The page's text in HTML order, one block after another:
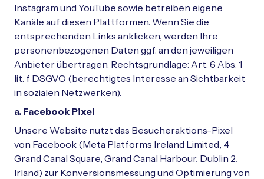
Instagram und YouTube sowie betreiben eigene
Kanäle auf diesen Plattformen. Wenn Sie die
entsprechenden Links anklicken, werden Ihre
personenbezogenen Daten ggf. an den jeweiligen
Anbieter übertragen. Rechtsgrundlage: Art. 6 Abs. 1
lit. f DSGVO (berechtigtes Interesse an Sichtbarkeit
in sozialen Netzwerken).
a. Facebook Pixel
Unsere Website nutzt das Besucheraktions-Pixel
von Facebook (Meta Platforms Ireland Limited, 4
Grand Canal Square, Grand Canal Harbour, Dublin 2,
Irland) zur Konversionsmessung und Optimierung von